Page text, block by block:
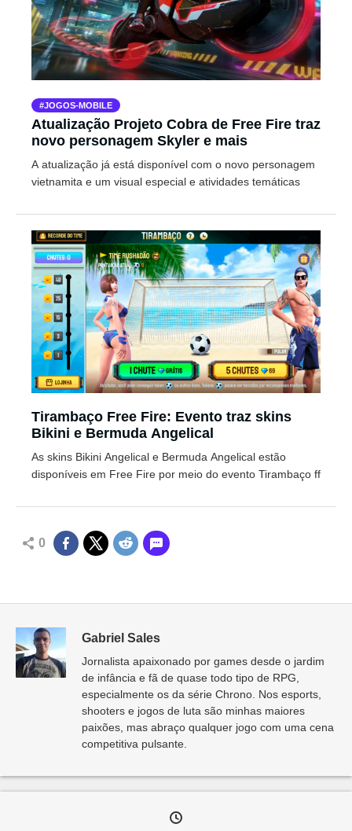
JOGOS-MOBILE
Atualização Projeto Cobra de Free Fire traz
novo personagem Skyler e mais
A atualização já está disponível com o novo personagem
vietnamita e um visual especial e atividades temáticas
Tirambaço Free Fire: Evento traz skins
Bikini e Bermuda Angelical
As skins Bikini Angelical e Bermuda Angelical estão
disponíveis em Free Fire por meio do evento Tirambaço ff
0
Gabriel Sales
Jornalista apaixonado por games desde o jardim
de infância e fã de quase todo tipo de RPG,
especialmente os da série Chrono. Nos esports,
shooters e jogos de luta são minhas maiores
paixões, mas abraço qualquer jogo com uma cena
competitiva pulsante.